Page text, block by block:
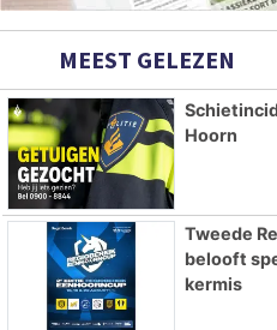
MEEST GELEZEN
Hoorn
Tweede
belooft
kermis